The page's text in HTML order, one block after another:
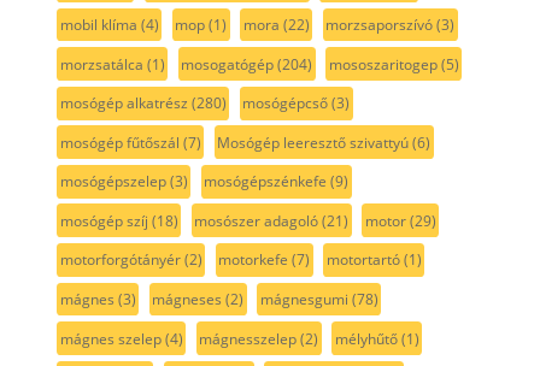
mobil klíma (4) mop(1) mora (22) morzsaporszívó(3)
morzsatálca (1) mosogatógép(204) mososzaritogep(5)
mosógép alkatrész (280) mosógépcső(3)
mosógép fűtőszál (7) Mosógép leeresztő szivattyú(6)
mosógépszelep(3) mosógépszénkefe (9)
mosógép szíj (18) mosószer adagoló(21) motor(29)
motorforgótányér(2) motorkefe (7) motortartó(1)
mágnes (3) mágneses (2) mágnesgumi (78)
mágnes szelep(4) mágnesszelep(2) mélyhűtő(1)